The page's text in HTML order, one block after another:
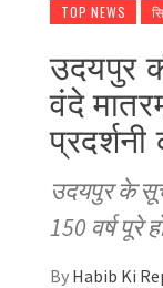
TOP NEWS
उदयपुर
वंदे
उदयपुर के
150 वर्ष पूरे
By Habib Ki